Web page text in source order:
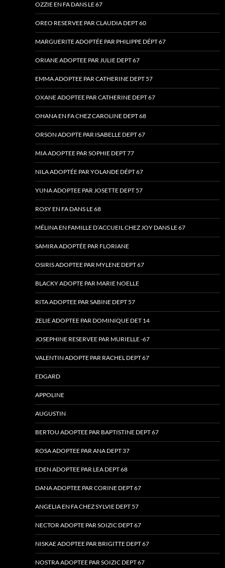
OZZIE EN FA DANS LE 67
OREO RESERVEE PAR CLAUDIA DEPT 60
MARGUERITE ADOPTÉE PAR PHILIPPE DÉPT 67
ORIANE ADOPTEE PAR JULIE DEPT 67
EMMA ADOPTEE PAR CATHERINE DEPT 57
OXANE ADOPTEE PAR CATHERINE DEPT 67
OHANA EN FA CHEZ CAROLINE DEPT 68
ORSON ADOPTE PAR ISABELLE DEPT 67
MIA ADOPTEE PAR SOPHIE DEPT 77
NILA ADOPTÉE PAR YOLANDE DÉPT 67
YUNA ADOPTEE PAR JOSETTE DEPT 57
ROSY EN FA DANS LE 68
MÉLINA EN FAMILLE D’ACCUEIL CHEZ JOY DANS LE 67
SAMIRA ADOPTÉE PAR FLORIANE
OSIRIS ADOPTEE PAR MYLENE DEPT 67
BLACKY ADOPTE PAR MARIE NOELLE
RITA ADOPTEE PAR SABINE DEPT 57
ZELIE ADOPTEE PAR DOMINIQUE DET 14
JOSEPHINE RESERVEE PAR MURIELLE -67
VALENTIN ADOPTE PAR RACHEL DEPT 67
EDGARD
APPOLINE
AUGUSTIN
BERTOU ADOPTEE PAR BAPTISTINE DEPT 67
ROSA ADOPTEE PAR ANA DEPT 37
EDEN ADOPTEE PAR LEA DEPT 68
DANA ADOPTEE PAR CORINE DEPT 67
ANGELIA EN FA CHEZ SYLVIE DEPT 57
NECTOR ADOPTE PAR SOIZIC DEPT 67
NISKAE ADOPTEE PAR BRIGITTE DEPT 67
NOSTRA ADOPTEE PAR SOIZIC DEPT 67